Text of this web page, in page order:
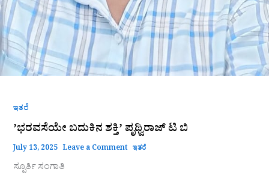
ಇತರೆ
ʼಭರವಸೆಯೇ ಬದುಕಿನ ಶಕ್ತಿʼ ಪೃಥ್ವಿರಾಜ್ ಟಿ ಬಿ
July 13, 2025 Leave a Comment ಇತರೆ
ಸ್ಪೂರ್ತಿ ಸಂಗಾತಿ